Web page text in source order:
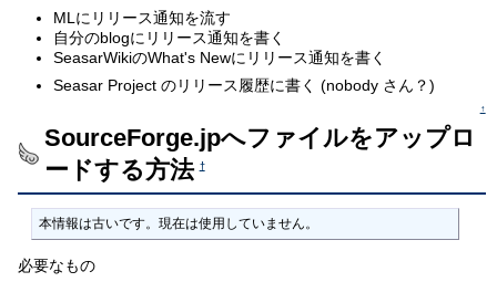
MLにリリース通知を流す
自分のblogにリリース通知を書く
SeasarWikiのWhat's Newにリリース通知を書く
Seasar Project のリリース履歴に書く (nobody さん？)
↑
SourceForge.jpへファイルをアップロ
ードする方法 †
本情報は古いです。現在は使用していません。
必要なもの